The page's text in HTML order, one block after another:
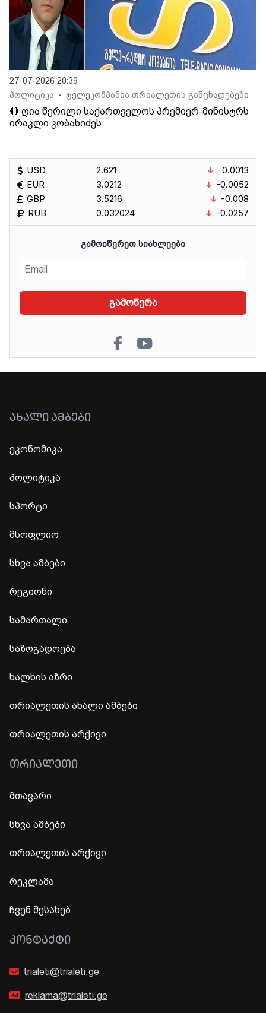
27-07-2026 20:39
პოლიტიკა
• ტელეკომპანია თრიალეთის განცხადებები
🔴 ღია წერილი საქართველოს პრემიერ-მინისტრს
ირაკლი კობახიძეს
USD
EUR
GBP
RUB
2.621
3.0212
3.5216
0.032024
-0.0013
-0.0052
-0.008
-0.0257
ᲒᲐᲛᲝᲘᲬᲔᲠᲔᲗ ᲡᲘᲐᲮᲚᲔᲔᲑᲘ
გამოწერა
ᲐᲮᲐᲚᲘ ᲐᲛᲑᲔᲑᲘ
ეკონომიკა
პოლიტიკა
სპორტი
მსოფლიო
სხვა ამბები
რეგიონი
სამართალი
საზოგადოება
ხალხის აზრი
თრიალეთის ახალი ამბები
თრიალეთის არქივი
ᲗᲠᲘᲐᲚᲔᲗᲘ
მთავარი
სხვა ამბები
თრიალეთის არქივი
რეკლამა
ჩვენ შესახებ
ᲙᲝᲜᲢᲐᲥᲢᲘ
trialeti@trialeti.ge
reklama@trialeti.ge